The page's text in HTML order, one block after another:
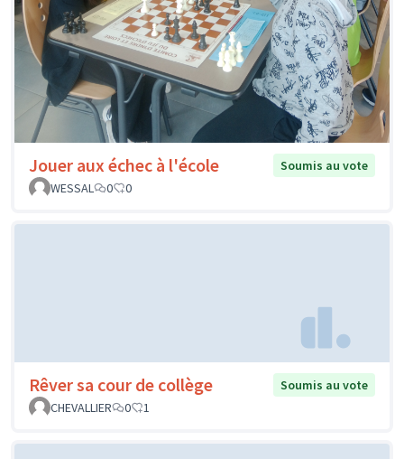
Jouer aux échec à l'école
Soumis au vote
WESSAL
0 0
Rêver sa cour de collège
Soumis au vote
CHEVALLIER
0 1